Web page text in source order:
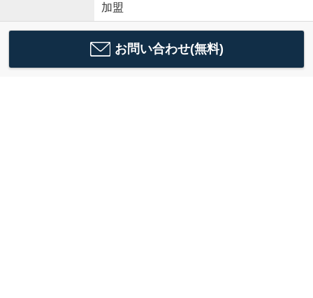
加盟
お問い合わせ(無料)